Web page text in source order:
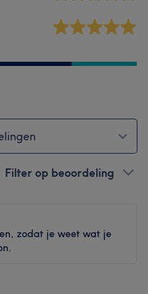
Filter op beoordeling
zodat je weet wat je